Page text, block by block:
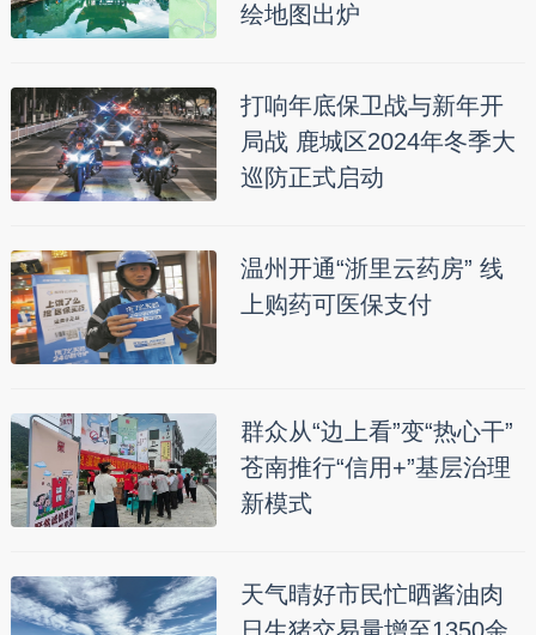
绘地图出炉
打响年底保卫战与新年开
局战 鹿城区2024年冬季大
巡防正式启动
温州开通“浙里云药房” 线
上购药可医保支付
群众从“边上看”变“热心干”
苍南推行“信用+”基层治理
新模式
天气晴好市民忙晒酱油肉